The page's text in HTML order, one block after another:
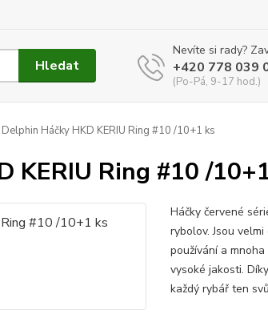
Hledat
Nevíte si rady?
+420 778 039
(Po-Pá, 9-17 hod.)
Delphin Háčky HKD KERIU Ring #10 /10+1 ks
KERIU Ring #10 /
Háčky červené
rybolov. Jsou
používání a
vysoké jakosti.
každý rybář ten